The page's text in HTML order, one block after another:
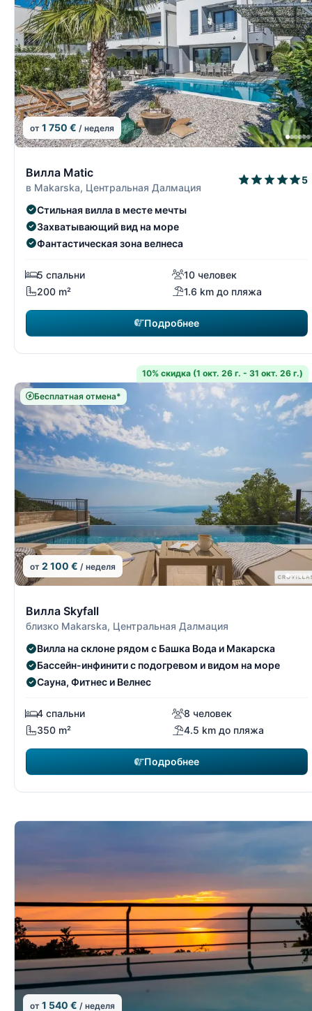
от 1 750 € / неделя
Вилла Matic
в Makarska, Центральная Далмация
5
Стильная вилла в месте мечты
Захватывающий вид на море
Фантастическая зона велнеса
5 спальни
10 человек
200 m²
1.6 km до пляжа
Подробнее
10% скидка (1 окт. 26 г. - 31 окт. 26 г.)
Бесплатная отмена*
от 2 100 € / неделя
Вилла Skyfall
близко Makarska, Центральная Далмация
Вилла на склоне рядом с Башка Вода и Макарска
Бассейн-инфинити с подогревом и видом на море
Сауна, Фитнес и Велнес
4 спальни
8 человек
350 m²
4.5 km до пляжа
Подробнее
от 1 540 € / неделя